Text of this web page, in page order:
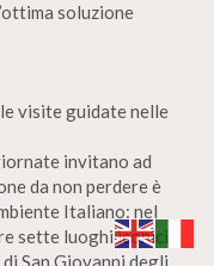
soluzione
visite guidate nelle
invitano ad
da non perdere è
Italiano: nel
sette luoghi iconici
San Giovanni degli